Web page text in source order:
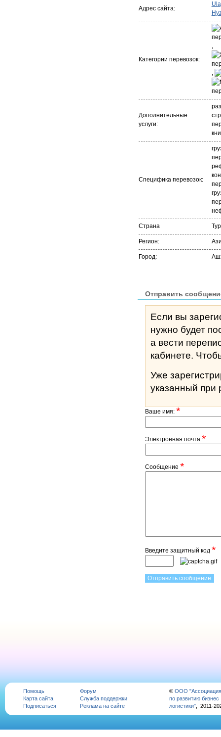
Адрес сайта:
Категории перевозок:
,
,
Дополнительные
услуги:
Специфика перевозок:
Страна
Регион:
Город:
Отправить
Если вы
нужно будет
а вести
Уже
указанный при
Ваше имя:*
Электронная почта *
Сообщение *
Введите защитный код *
Помощь
Карта сайта
Подписаться
Форум
Служба поддержки
Реклама на сайте
© ООО "Ассоциация
по развитию бизнес
логистики", 2011-